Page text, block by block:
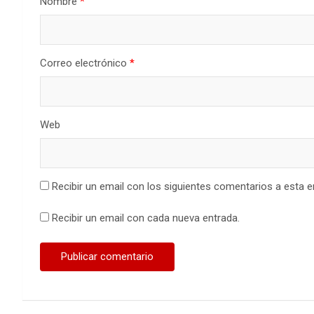
Correo electrónico *
Web
Recibir un email con los siguientes comentarios a esta
Recibir un email con cada nueva entrada.